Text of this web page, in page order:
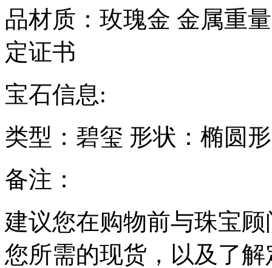
品材质： 玫瑰金 金属重
定证书
宝石信息:
类型： 碧玺 形状： 椭圆形
备注：
建议您在购物前与珠宝
您所需的现货，以及了